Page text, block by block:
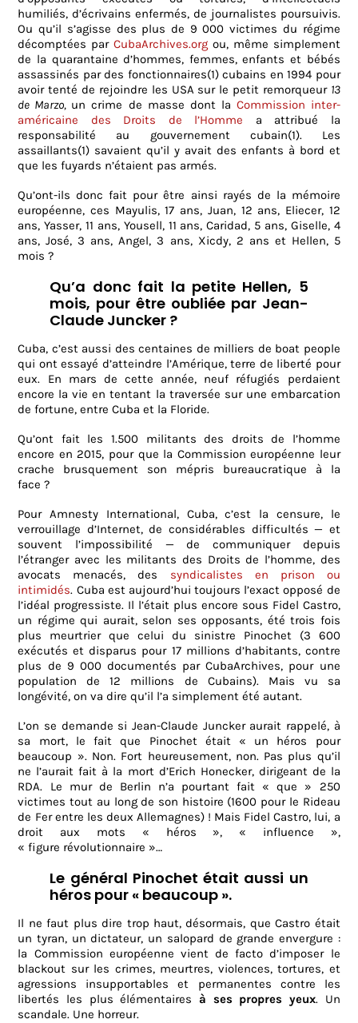
humiliés, d’écrivains enfermés, de journalistes poursuivis.
Ou qu’il s’agisse des plus de 9 000 victimes du régime
décomptées parCubaArchives.org ou, même simplement
de la quarantaine d’hommes, femmes, enfants et bébés
assassinés par des fonctionnaires(1) cubains en 1994 pour
avoir tenté de rejoindre les USA sur le petit remorqueur 13
de Marzo, un crime de masse dont la Commission inter-
américaine des Droits de l’Homme a attribué la
responsabilité au gouvernement cubain(1). Les
assaillants(1) savaient qu’il y avait des enfants à bord et
que les fuyards n’étaient pas armés.
Qu’ont-ils donc fait pour être ainsi rayés de la mémoire
européenne, ces Mayulis, 17 ans, Juan, 12 ans, Eliecer, 12
ans, Yasser, 11 ans, Yousell, 11 ans, Caridad, 5 ans, Giselle, 4
ans, José, 3 ans, Angel, 3 ans, Xicdy, 2 ans et Hellen, 5
mois ?
Qu’a donc fait la petite Hellen, 5
mois, pour être oubliée par Jean-
Claude Juncker ?
Cuba, c’est aussi des centaines de milliers de boat people
qui ont essayé d’atteindre l’Amérique, terre de liberté pour
eux. En mars de cette année, neuf réfugiés perdaient
encore la vie en tentant la traversée sur une embarcation
de fortune, entre Cuba et la Floride.
Qu’ont fait les 1.500 militants des droits de l’homme
encore en 2015, pour que la Commission européenne leur
crache brusquement son mépris bureaucratique à la
face ?
Pour Amnesty International, Cuba, c’est la censure, le
verrouillage d’Internet, de considérables difficultés — et
souvent l’impossibilité — de communiquer depuis
l’étranger avec les militants des Droits de l’homme, des
avocats menacés, des syndicalistes en prison ou
intimidés. Cuba est aujourd’hui toujours l’exact opposé de
l’idéal progressiste. Il l’était plus encore sous Fidel Castro,
un régime qui aurait, selon ses opposants, été trois fois
plus meurtrier que celui du sinistre Pinochet (3 600
exécutés et disparus pour 17 millions d’habitants, contre
plus de 9 000 documentés par CubaArchives, pour une
population de 12 millions de Cubains). Mais vu sa
longévité, on va dire qu’il l’a simplement été autant.
L’on se demande si Jean-Claude Juncker aurait rappelé, à
sa mort, le fait que Pinochet était « un héros pour
beaucoup ». Non. Fort heureusement, non. Pas plus qu’il
ne l’aurait fait à la mort d’Erich Honecker, dirigeant de la
RDA. Le mur de Berlin n’a pourtant fait « que » 250
victimes tout au long de son histoire (1600 pour le Rideau
de Fer entre les deux Allemagnes) ! Mais Fidel Castro, lui, a
droit aux mots « héros », « influence »,
« figure révolutionnaire »…
Le général Pinochet était aussi un
héros pour « beaucoup ».
Il ne faut plus dire trop haut, désormais, que Castro était
un tyran, un dictateur, un salopard de grande envergure :
la Commission européenne vient de facto d’imposer le
blackout sur les crimes, meurtres, violences, tortures, et
agressions insupportables et permanentes contre les
libertés les plus élémentaires à ses propres yeux. Un
scandale. Une horreur.